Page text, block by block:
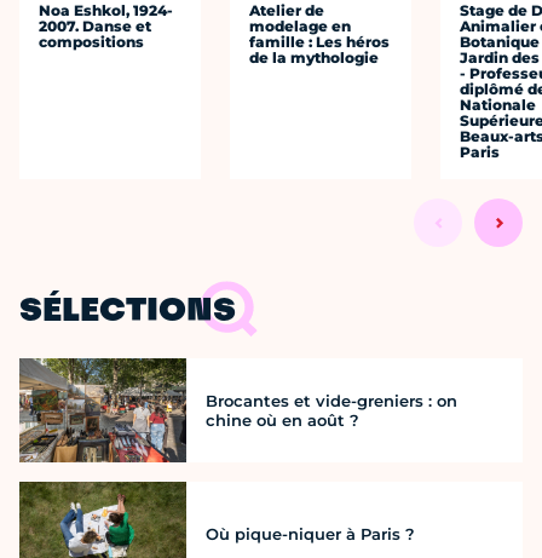
Noa Eshkol, 1924-
2007. Danse et
compositions
Atelier de
modelage en
famille : Les héros
de la mythologie
Stage de
Animalier
Botanique
Jardin
-
diplômé
Nationale
Beaux-
Paris
SÉLECTIONS
Brocantes et vide-greniers : on
chine où en août ?
Où pique-niquer à Paris ?